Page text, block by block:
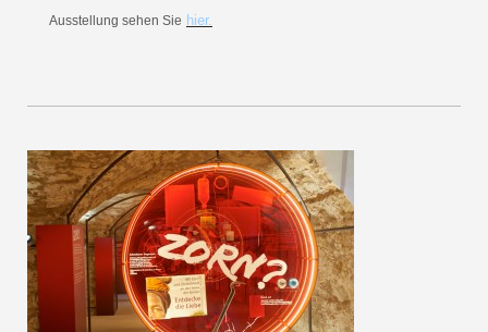
Ausstellung sehen Sie hier.